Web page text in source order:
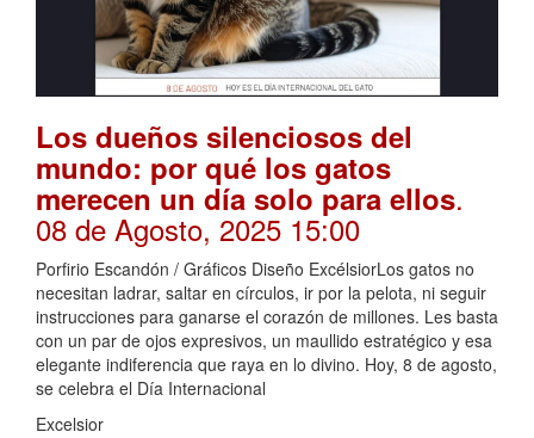
Los dueños silenciosos del
mundo: por qué los gatos
merecen un día solo para ellos.
08 de Agosto, 2025 15:00
Porfirio Escandón / Gráficos Diseño ExcélsiorLos gatos no
necesitan ladrar, saltar en círculos, ir por la pelota, ni seguir
instrucciones para ganarse el corazón de millones. Les basta
con un par de ojos expresivos, un maullido estratégico y esa
elegante indiferencia que raya en lo divino. Hoy, 8 de agosto,
se celebra el Día Internacional
Excelsior